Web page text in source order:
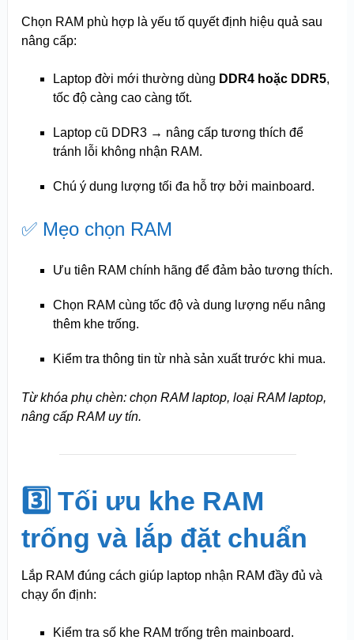
Chọn RAM phù hợp là yếu tố quyết định hiệu quả sau
nâng cấp:
Laptop đời mới thường dùng DDR4 hoặc DDR5,
tốc độ càng cao càng tốt.
Laptop cũ DDR3 → nâng cấp tương thích để
tránh lỗi không nhận RAM.
Chú ý dung lượng tối đa hỗ trợ bởi mainboard.
✅ Mẹo chọn RAM
Ưu tiên RAM chính hãng để đảm bảo tương thích.
Chọn RAM cùng tốc độ và dung lượng nếu nâng
thêm khe trống.
Kiểm tra thông tin từ nhà sản xuất trước khi mua.
Từ khóa phụ chèn: chọn RAM laptop, loại RAM laptop,
nâng cấp RAM uy tín.
3️⃣ Tối ưu khe RAM
trống và lắp đặt chuẩn
Lắp RAM đúng cách giúp laptop nhận RAM đầy đủ và
chạy ổn định:
Kiểm tra số khe RAM trống trên mainboard.